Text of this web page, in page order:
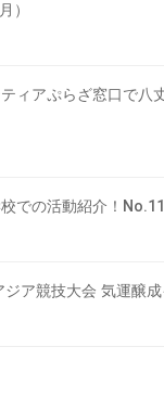
）
ィアぷらざ窓口で八
での活動紹介！
ア競技大会 気運醸成